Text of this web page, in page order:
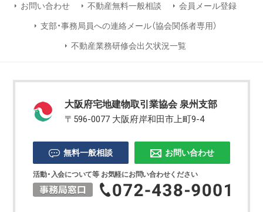
お問い合わせ 不動産無料一般相談 会員メール登録
支部・事務局員への連絡メール（協会関係者専用）
不動産業務研修会出欠状況一覧
大阪府宅地建物取引業協会 泉州支部
〒596-0077 大阪府岸和田市上町9-4
無料一般相談 お問い合わせ
活動・入会について等 お気軽にお問い合わせください